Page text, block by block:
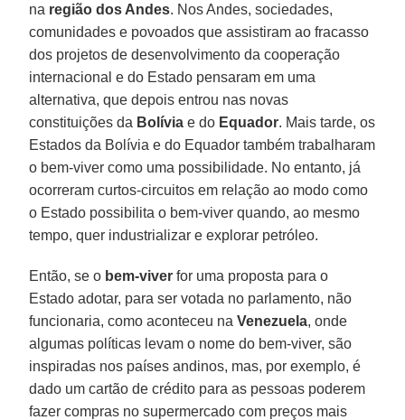
na região dos Andes. Nos Andes, sociedades,
comunidades e povoados que assistiram ao fracasso
dos projetos de desenvolvimento da cooperação
internacional e do Estado pensaram em uma
alternativa, que depois entrou nas novas
constituições da Bolívia e do Equador. Mais tarde, os
Estados da Bolívia e do Equador também trabalharam
o bem-viver como uma possibilidade. No entanto, já
ocorreram curtos-circuitos em relação ao modo como
o Estado possibilita o bem-viver quando, ao mesmo
tempo, quer industrializar e explorar petróleo.
Então, se o bem-viver for uma proposta para o
Estado adotar, para ser votada no parlamento, não
funcionaria, como aconteceu naVenezuela, onde
algumas políticas levam o nome do bem-viver, são
inspiradas nos países andinos, mas, por exemplo, é
dado um cartão de crédito para as pessoas poderem
fazer compras no supermercado com preços mais